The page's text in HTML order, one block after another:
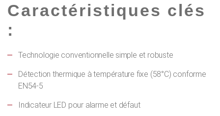
Caractéristiques clés
:
Technologie conventionnelle simple et robuste
Détection thermique à température fixe (58°C) conforme
EN54-5
Indicateur LED pour alarme et défaut